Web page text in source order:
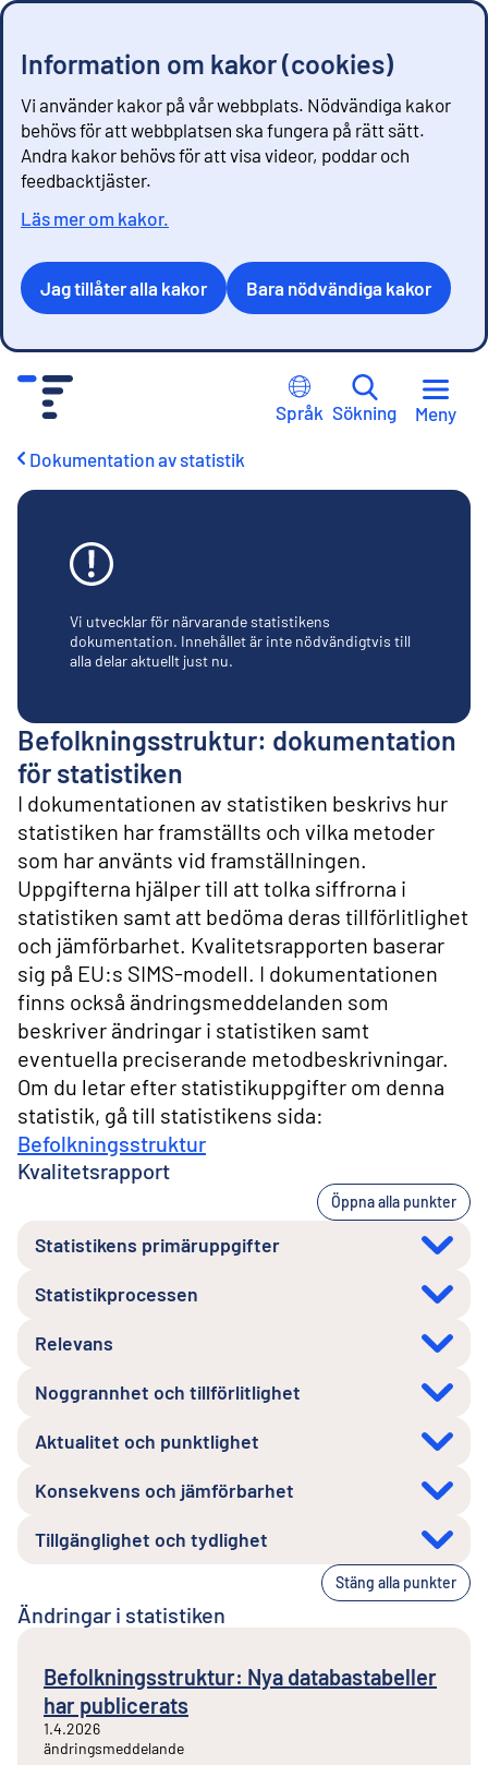
Information om kakor (cookies)
Vi använder kakor på vår webbplats. Nödvändiga kakor
behövs för att webbplatsen ska fungera på rätt sätt.
Andra kakor behövs för att visa videor, poddar och
feedbacktjäster.
Läs mer om kakor.
Jag tillåter alla kakor Bara nödvändiga kakor
Språk Sökning Meny
Dokumentation av statistik
Vi utvecklar för närvarande statistikens
dokumentation. Innehållet är inte nödvändigtvis till
alla delar aktuellt just nu.
Befolkningsstruktur: dokumentation
för statistiken
I dokumentationen av statistiken beskrivs hur
statistiken har framställts och vilka metoder
som har använts vid framställningen.
Uppgifterna hjälper till att tolka siffrorna i
statistiken samt att bedöma deras tillförlitlighet
och jämförbarhet. Kvalitetsrapporten baserar
sig på EU:s SIMS-modell. I dokumentationen
finns också ändringsmeddelanden som
beskriver ändringar i statistiken samt
eventuella preciserande metodbeskrivningar.
Om du letar efter statistikuppgifter om denna
statistik, gå till statistikens sida:
Befolkningsstruktur
Kvalitetsrapport
Öppna alla punkter
Statistikens primäruppgifter
Statistikprocessen
Relevans
Noggrannhet och tillförlitlighet
Aktualitet och punktlighet
Konsekvens och jämförbarhet
Tillgänglighet och tydlighet
Stäng alla punkter
Ändringar i statistiken
Befolkningsstruktur: Nya databastabeller
har publicerats
1.4.2026
ändringsmeddelande